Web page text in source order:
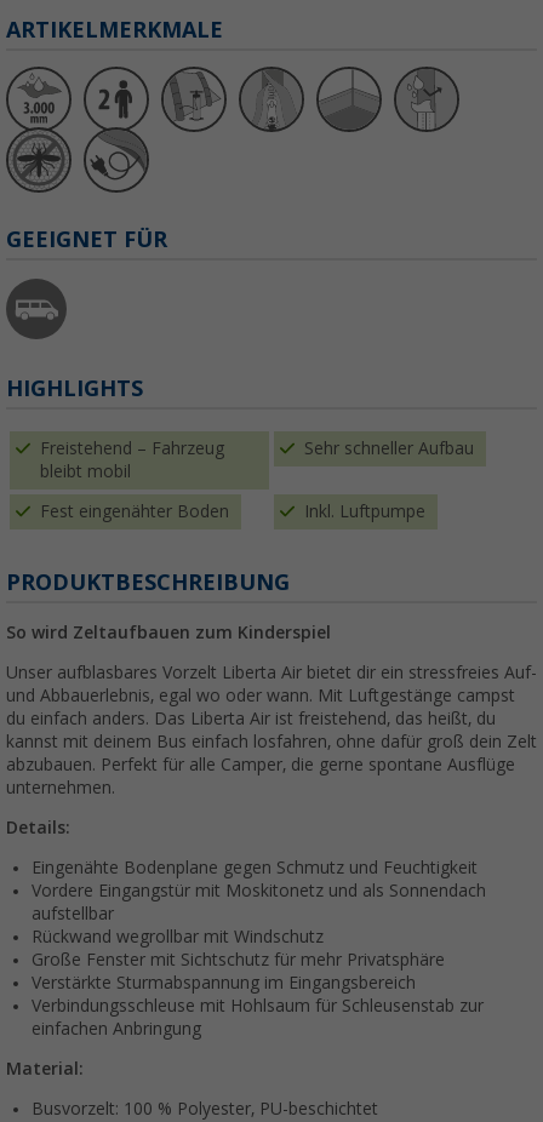
ARTIKELMERKMALE
GEEIGNET FÜR
HIGHLIGHTS
Freistehend – Fahrzeug
bleibt mobil
Sehr schneller Aufbau
Fest eingenähter Boden Inkl. Luftpumpe
PRODUKTBESCHREIBUNG
So wird Zeltaufbauen zum Kinderspiel
Unser aufblasbares Vorzelt Liberta Air bietet dir ein stressfreies Auf-
und Abbauerlebnis, egal wo oder wann. Mit Luftgestänge campst
du einfach anders. Das Liberta Air ist freistehend, das heißt, du
kannst mit deinem Bus einfach losfahren, ohne dafür groß dein Zelt
abzubauen. Perfekt für alle Camper, die gerne spontane Ausflüge
unternehmen.
Details:
Eingenähte Bodenplane gegen Schmutz und Feuchtigkeit
Vordere Eingangstür mit Moskitonetz und als Sonnendach
aufstellbar
Rückwand wegrollbar mit Windschutz
Große Fenster mit Sichtschutz für mehr Privatsphäre
Verstärkte Sturmabspannung im Eingangsbereich
Verbindungsschleuse mit Hohlsaum für Schleusenstab zur
einfachen Anbringung
Material:
Busvorzelt: 100 % Polyester, PU-beschichtet